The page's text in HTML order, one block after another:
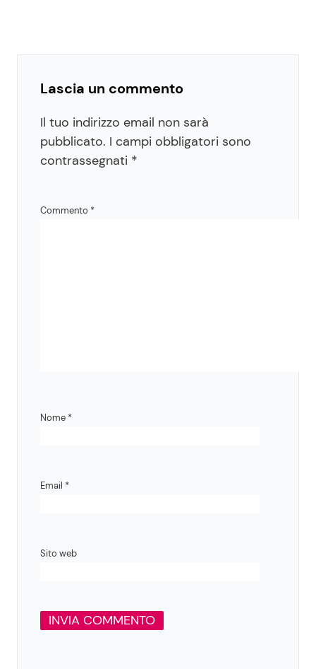
Lascia un commento
Il tuo indirizzo email non sarà
pubblicato. I campi obbligatori sono
contrassegnati *
Commento *
Nome *
Email *
Sito web